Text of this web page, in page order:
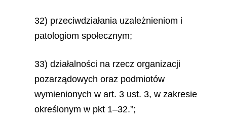
32) przeciwdziałania uzależnieniom i
patologiom społecznym;
33) działalności na rzecz organizacji
pozarządowych oraz podmiotów
wymienionych w art. 3 ust. 3, w zakresie
określonym w pkt 1–32.”;